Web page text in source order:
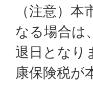
（注意）
なる場合は
退日となり
康保険税が